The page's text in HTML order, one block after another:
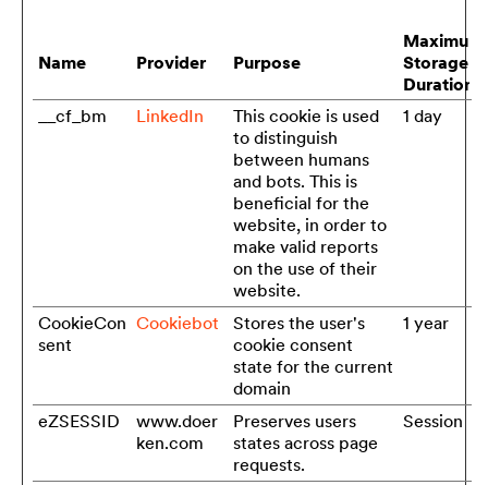
Name Provider Purpose
Maximum
Storage
Duration
__cf_bm
LinkedIn
This cookie is used
to distinguish
between humans
and bots. This is
beneficial for the
website, in order to
make valid reports
on the use of their
website.
1 day
CookieCon
sent
Cookiebot
Stores the user's
cookie consent
state for the current
domain
1 year
eZSESSID
www.doer
ken.com
Preserves users
states across page
requests.
Session